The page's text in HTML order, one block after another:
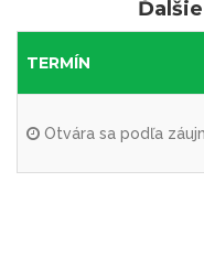
TERMÍN
Otvára sa podľa